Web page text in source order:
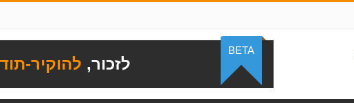
לזכור, להוקיר-
BETA